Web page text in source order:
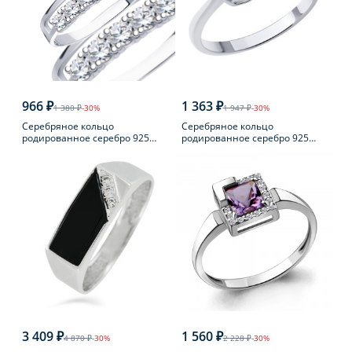
966 ₽1 380 ₽-30%
Серебряное кольцо
родированное серебро 925
1 363 ₽1 947 ₽-30%
Серебряное кольцо
родированное серебро 925
3 409 ₽4 870 ₽-30% 1 560 ₽2 228 ₽-30%